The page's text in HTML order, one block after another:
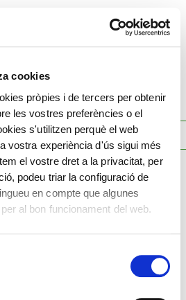
cookies
pròpies i de tercers per obtenir
les vostres preferències o el
s'utilitzen perquè el web
vostra experiència d'ús sigui més
el vostre dret a la privacitat, per
podeu triar la configuració de
en compte que algunes
al bon funcionament del web.
de privacitat